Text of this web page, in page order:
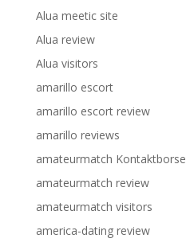
Alua meetic site
Alua review
Alua visitors
amarillo escort
amarillo escort review
amarillo reviews
amateurmatch Kontaktborse
amateurmatch review
amateurmatch visitors
america-dating review